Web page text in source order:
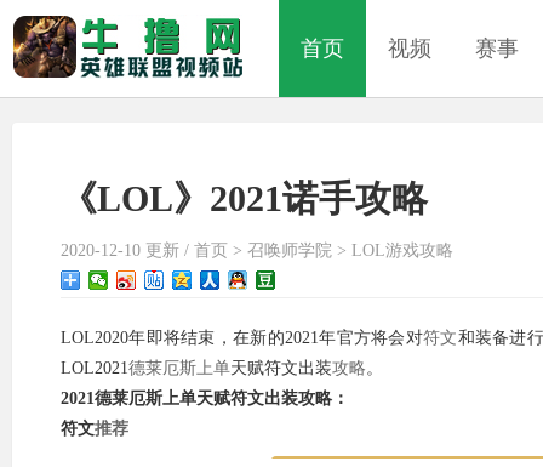
首页 视频 赛事
《LOL》2021诺手攻略
2020-12-10 更新 / 首页 > 召唤师学院 > LOL游戏攻略
LOL2020年即将结束，在新的2021年官方将会对符文和装备进
LOL2021德莱厄斯上单天赋符文出装攻略。
2021德莱厄斯上单天赋符文出装攻略：
符文推荐